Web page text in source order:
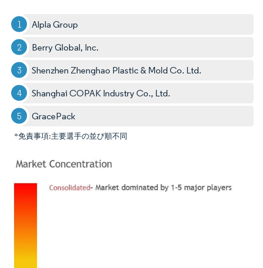
Alpla Group
Berry Global, Inc.
Shenzhen Zhenghao Plastic & Mold Co. Ltd.
Shanghai COPAK Industry Co., Ltd.
GracePack
*免責事項:主要選手の並び順不同